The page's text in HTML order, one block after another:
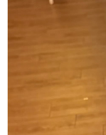
４．使用「AFTEE先
時審查核予不同之上
５．嚴禁一人註冊多
恩沛科技股份有限公
每筆NT$100，滿